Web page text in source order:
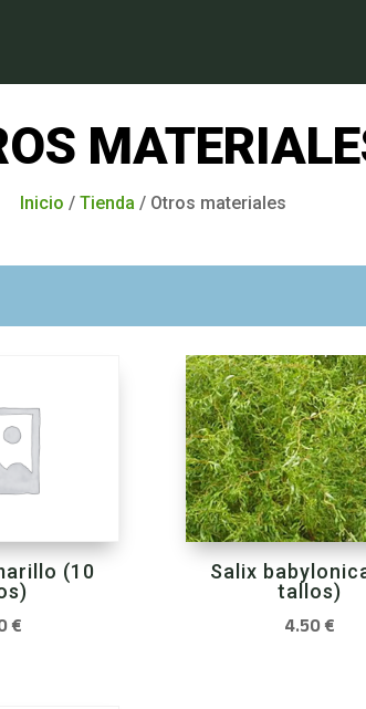
Inicio / Tienda / Otros materiales
(10
€
Salix
tallos)
4.50€